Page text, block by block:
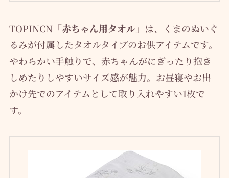
TOPINCN「赤ちゃん用タオル」 は、くまのぬいぐ
るみが付属したタオルタイプのお供アイテムです。
やわらかい手触りで、赤ちゃんがにぎったり抱き
しめたりしやすいサイズ感が魅力。お昼寝やお出
かけ先でのアイテムとして取り入れやすい1枚で
す。